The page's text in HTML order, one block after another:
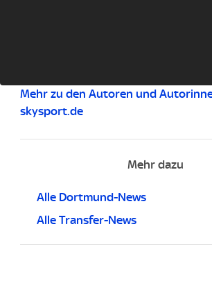
Mehr zu den Autoren und
skysport.de
Mehr dazu
Alle Dortmund-News
Alle Transfer-News